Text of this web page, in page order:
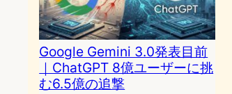
Google Gemini 3.0発表目前
｜ChatGPT 8億ユーザーに挑
む6.5億の追撃